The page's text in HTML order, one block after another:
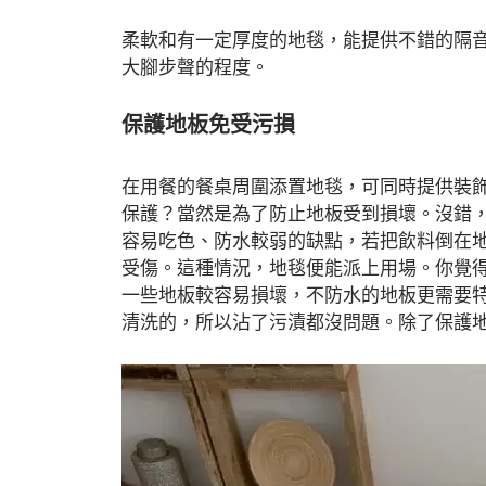
柔軟和有一定厚度的地毯，能提供不錯的隔
大腳步聲的程度。
保護地板免受污損
在用餐的餐桌周圍添置地毯，可同時提供裝
保護？當然是為了防止地板受到損壞。沒錯
容易吃色、防水較弱的缺點，若把飲料倒在
受傷。這種情況，地毯便能派上用場。你覺
一些地板較容易損壞，不防水的地板更需要
清洗的，所以沾了污漬都沒問題。除了保護